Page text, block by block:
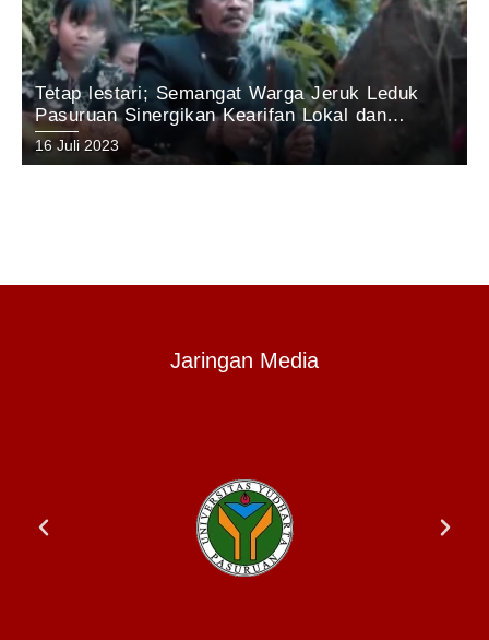
Tetap lestari; Semangat Warga Jeruk Leduk
Pasuruan Sinergikan Kearifan Lokal dan
Pelestarian Alam di Kawasan Gunung Arjuno
16 Juli 2023
Jaringan Media